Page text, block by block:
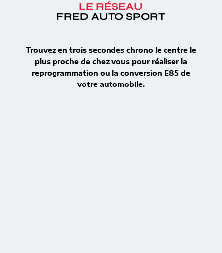
LE RÉSEAU
FRED AUTO SPORT
Trouvez en trois secondes chrono le centre le
plus proche de chez vous pour réaliser la
reprogrammation ou la conversion E85 de
votre automobile.